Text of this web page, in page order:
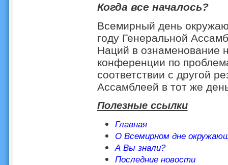
Когда все началось?
Всемирный день
году Генеральной
Наций в ознаменование
конференции по
соответствии с другой
Ассамблеей в тот же
Полезные ссылки
Главная
О Всемирном дне
А Вы знали?
Последние новости